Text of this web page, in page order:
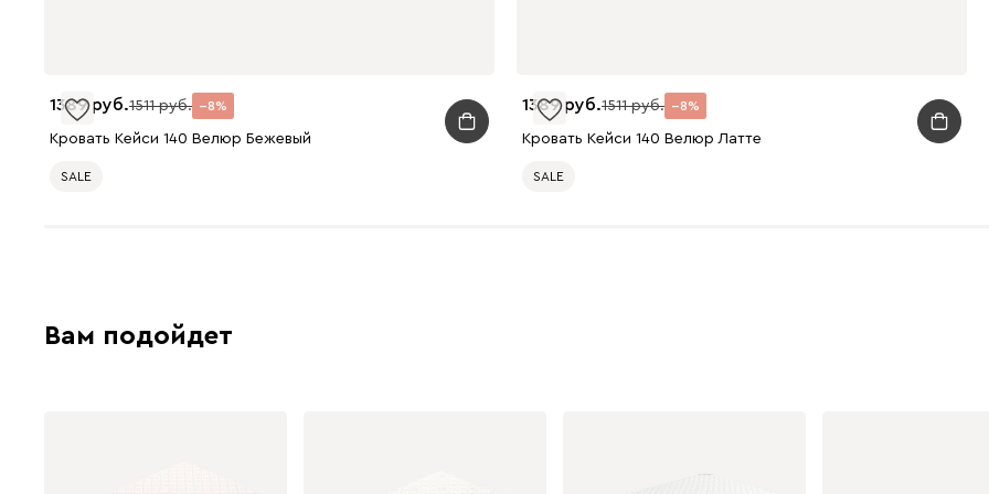
1389 1511 8
Кровать Кейси 140 Велюр Бежевый
SALE
1389 1511 8
Кровать Кейси 140 Велюр Латте
SALE
Вам подойдет